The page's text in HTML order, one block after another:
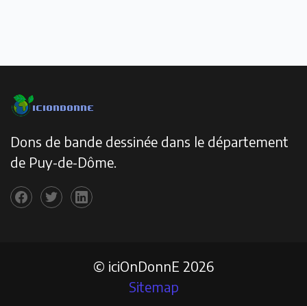
Dons de bande dessinée dans le département
de Puy-de-Dôme.
© iciOnDonnE 2026
Sitemap